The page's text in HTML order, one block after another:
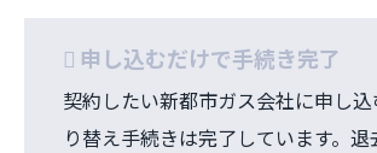
申し込むだけで手続き完了
契約したい新都市ガス会社に申し
り替え手続きは完了しています。